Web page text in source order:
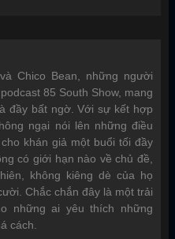
Chico Bean, những người
85 South Show, mang
đầy bất ngờ. Với sự kết hợp
ngại nói lên những điều
khán giả một buổi tối đầy
có giới hạn nào về chủ đề,
không kiêng dè của họ
Chắc chắn đây là một trải
những ai yêu thích những
cách.